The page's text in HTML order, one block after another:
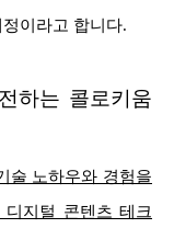
이라고 합니다.
하는 콜로키움
술 노하우와 경험을
지털 콘텐츠 테크